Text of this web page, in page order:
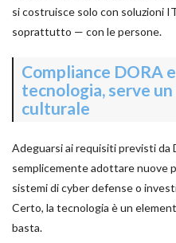
si costruisce solo con soluzioni
soprattutto — con le persone.
Compliance DORA
tecnologia, serve
culturale
Adeguarsi ai requisiti previsti da
semplicemente adottare nuove
sistemi di cyber defense o
Certo, la tecnologia è un
basta.